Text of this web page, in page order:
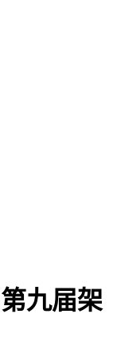
九届架